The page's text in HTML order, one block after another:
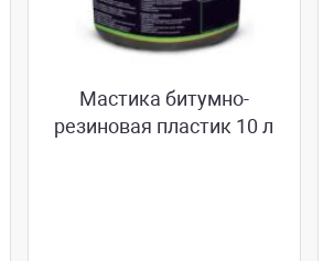
Мастика битумно-
резиновая пластик 10 л